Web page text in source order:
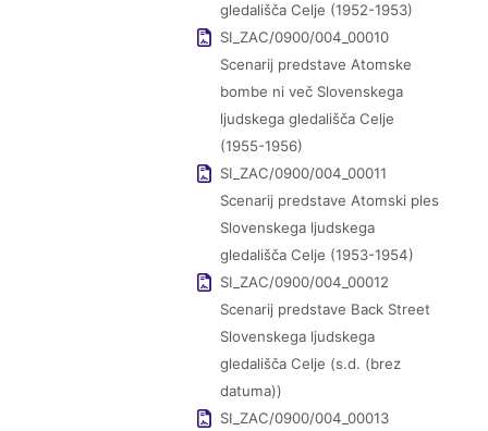
gledališča Celje (1952-1953)
SI_ZAC/0900/004_00010
Scenarij predstave Atomske
bombe ni več Slovenskega
ljudskega gledališča Celje
(1955-1956)
SI_ZAC/0900/004_00011
Scenarij predstave Atomski ples
Slovenskega ljudskega
gledališča Celje (1953-1954)
SI_ZAC/0900/004_00012
Scenarij predstave Back Street
Slovenskega ljudskega
gledališča Celje (s.d. (brez
datuma))
SI_ZAC/0900/004_00013